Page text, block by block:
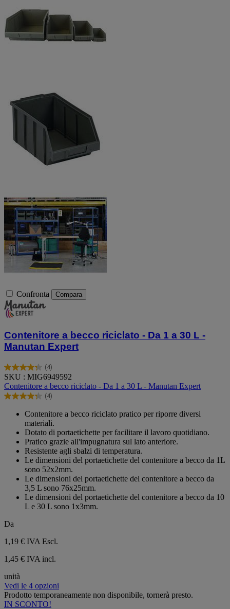
Confronta Compara
Contenitore a becco riciclato - Da 1 a 30 L -
Manutan Expert
(4)
4.3
su
5
stelle.
recensioni
SKU : MIG6949592
Contenitore a becco riciclato - Da 1 a 30 L - Manutan Expert
(4)
4.3
recensioni
Contenitore a becco riciclato pratico per riporre diversi
materiali.
Dotato di portaetichette per facilitare il lavoro quotidiano.
Pratico grazie all'impugnatura sul lato anteriore.
Resistente agli sbalzi di temperatura.
Le dimensioni del portaetichette del contenitore a becco da 1L
sono 52x2mm.
Le dimensioni del portaetichette del contenitore a becco da
3,5 L sono 76x25mm.
Le dimensioni del portaetichette del contenitore a becco da 10
L e 30 L sono 1x3mm.
Da
1,19 € IVA Escl.
1,45 € IVA incl.
unità
Vedi le 4 opzioni
Prodotto temporaneamente non disponibile, tornerà presto.
IN SCONTO!